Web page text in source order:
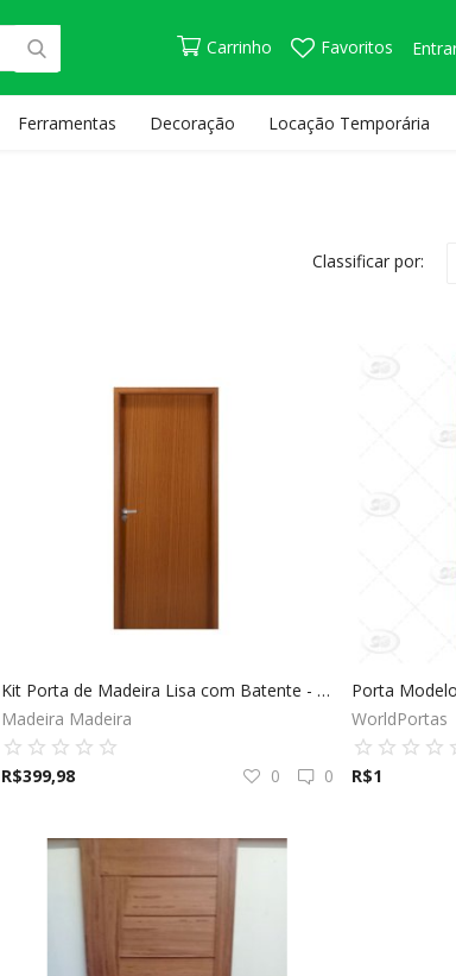
Carrinho Favoritos
Ferramentas Decoração
Locação Temporária
Classificar por:
Kit Porta de Madeira Lisa com Batente - Mogno
Madeira Madeira
R$399,98 0
0
Porta
WorldPortas
R$1